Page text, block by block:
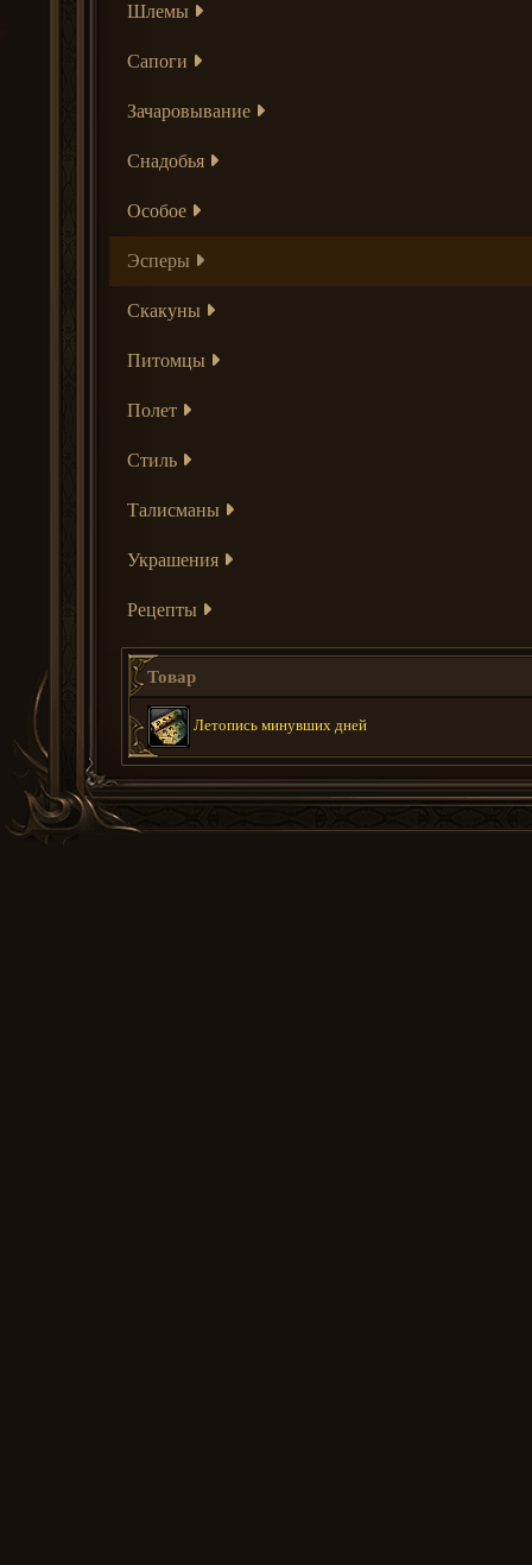
Шлемы
Сапоги
Зачаровывание
Снадобья
Особое
Эсперы
Скакуны
Питомцы
Полет
Стиль
Талисманы
Украшения
Рецепты
Товар
Летопись минувших дней